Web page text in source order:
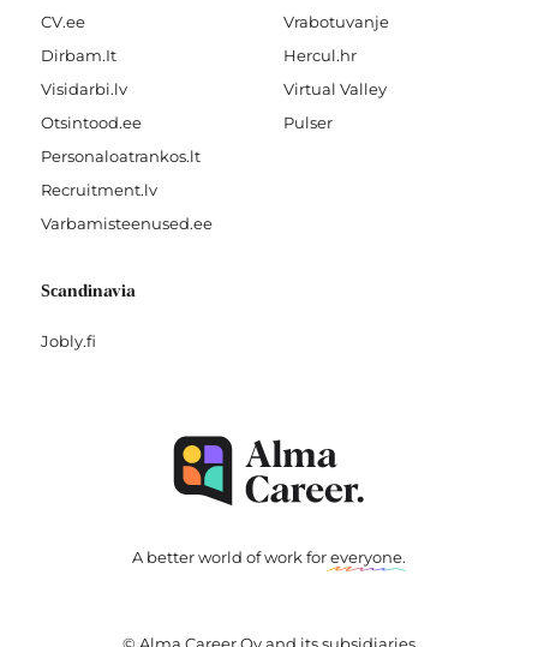
CV.ee
Dirbam.It
Visidarbi.lv
Otsintood.ee
Personaloatrankos.lt
Recruitment.lv
Varbamisteenused.ee
Vrabotuvanje
Hercul.hr
Virtual Valley
Pulser
Scandinavia
Jobly.fi
A better world of work foreveryone.